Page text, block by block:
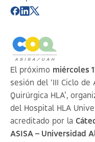
El próximo miércoles
sesión del ‘ III Ciclo
Quirúrgica HLA’,
del Hospital HLA
acreditado por la
ASISA – Universidad